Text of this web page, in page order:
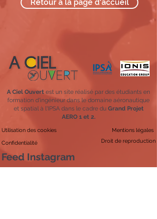
Retour à la page d'accueil
A Ciel Ouvert est un site réalisé par des étudiants en
formation d'ingénieur dans le domaine aéronautique
et spatial à l'IPSA dans le cadre du Grand Projet
AERO 1 et 2.
Utilisation des cookies
Confidentialité
Mentions légales
Droit de reproduction
Feed Instagram